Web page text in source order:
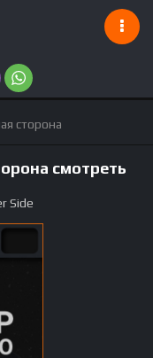
сторона
смотреть
Side